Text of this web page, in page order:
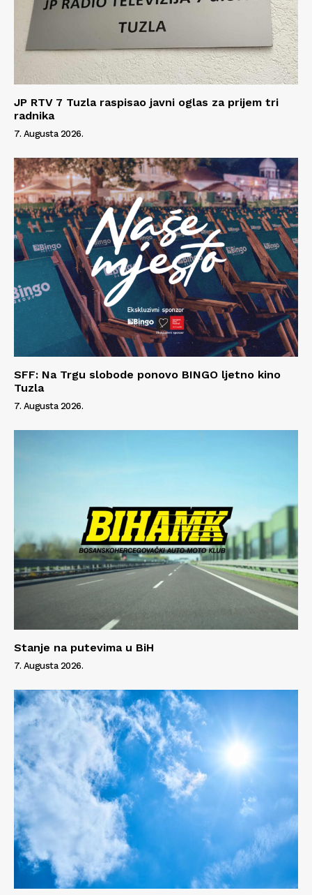
Info
O nama
Kontakt
JP RTV 7 Tuzla raspisao javni oglas za prijem tri
radnika
7. Augusta 2026.
SFF: Na Trgu slobode ponovo BINGO ljetno kino
Tuzla
7. Augusta 2026.
Stanje na putevima u BiH
7. Augusta 2026.